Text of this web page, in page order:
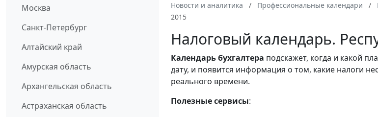
Москва
Санкт-Петербург
Алтайский край
Амурская область
Архангельская область
Астраханская область
Новости и аналитика Профессиональные календари
2015
Налоговый календарь.
Календарьбухгалтера подскажет, когда и какой
дату, и появится информация о том, какие налоги
реального времени.
Полезные сервисы: